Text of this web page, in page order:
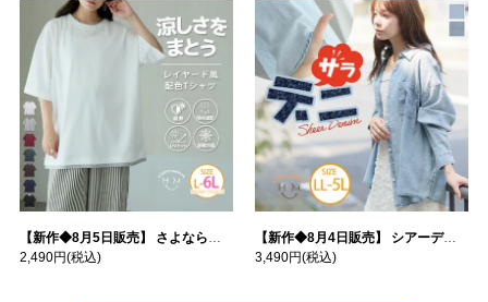
【新作◆8月5日販売】 さよなら猛暑 涼しさを着る 遮熱 接触冷感 吸水・速乾 五分袖 コンフォートメッシュ 配色レイヤード 風ゆる Tシャツ | 大きいサイズの通販ならハッピーマリリン
2,490円(税込)
【新作◆8月4日販売】 シアーデニムで お洒落に肌隠し | 大きいサイズの通販ならハッピーマリリン
3,490円(税込)